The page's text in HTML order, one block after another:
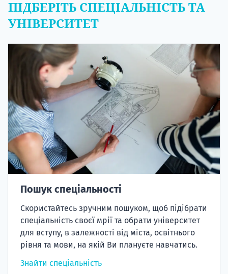
ПІДБЕРІТЬ СПЕЦІАЛЬНІСТЬ ТА
УНІВЕРСИТЕТ
Пошук спеціальності
Скористайтесь зручним пошуком, щоб підібрати
спеціальність своєї мрії та обрати університет
для вступу, в залежності від міста, освітнього
рівня та мови, на якій Ви плануєте навчатись.
Знайти спеціальність